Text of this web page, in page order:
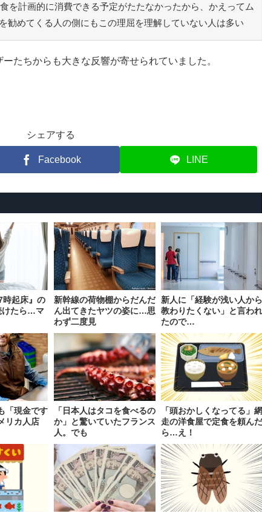
を計画的に消費できる予定がたたなかったから、かえってム
勧めてくる人の側にもこの理屈を理解していない人は多い
たちからも大きな反響が寄せられていました。
シェアする
Facebook LINE
時起床』の
けたら…マ
新幹線の荷物棚からだんだ
ん出てきたヤツの姿に…思
わず二度見
新人に「経験が浅い人から
教わりたくない」と言われ
たので…
「現金です
リカ人店
「日本人はタコを食べるの
か」と驚いていたフランス
人。でも
「頭おかしくなってる」網
走の洋食屋で定食を頼んだ
ら…え！